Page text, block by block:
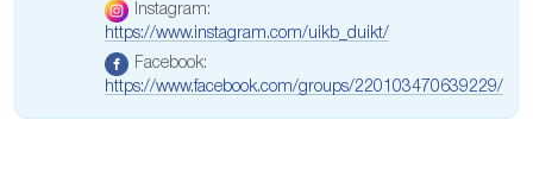
Instagram:
https://www.instagram.com/uikb_duikt/
Facebook:
https://www.facebook.com/groups/220103470639229/